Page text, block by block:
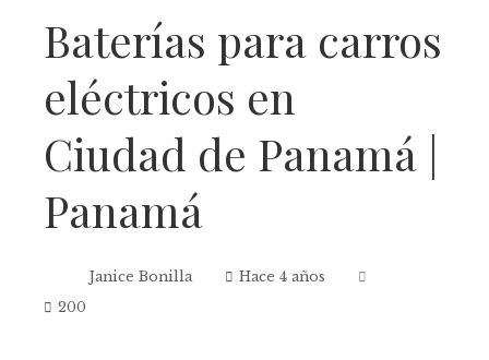
Baterías para carros
eléctricos en
Ciudad de Panamá |
Panamá
Janice Bonilla
Hace 4 años
200